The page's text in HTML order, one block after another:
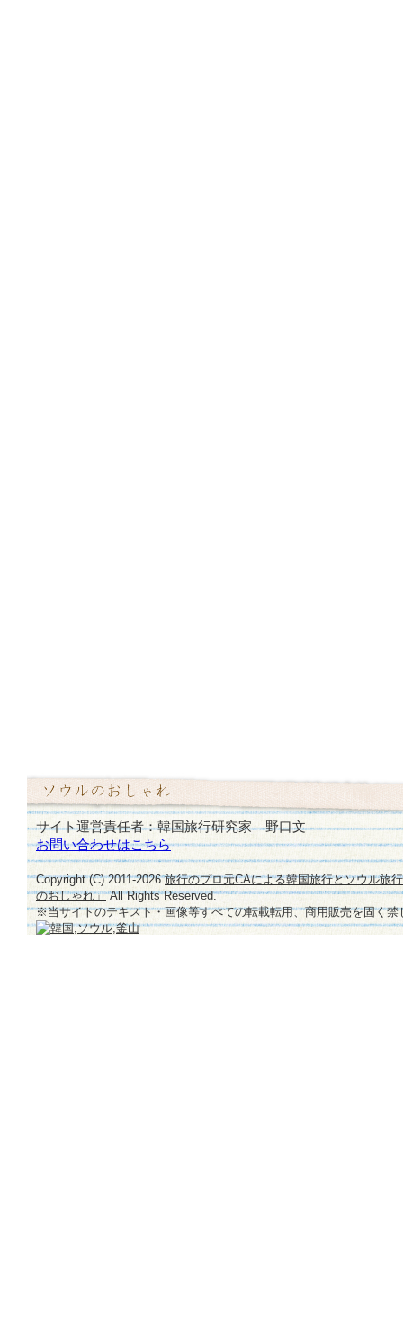
サイト運営責任者：韓国旅行研究家 野口文
お問い合わせはこちら
Copyright (C) 2011-2026旅行のプロ元CAによる韓国旅行とソウル旅
のおしゃれ」All Rights Reserved.
※当サイトのテキスト・画像等すべての転載転用、商用販売を固く禁